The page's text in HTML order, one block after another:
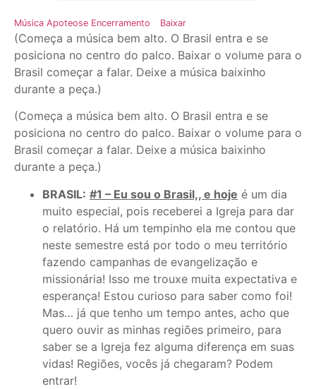
Música Apoteose Encerramento Baixar
(Começa a música bem alto. O Brasil entra e se
posiciona no centro do palco. Baixar o volume para o
Brasil começar a falar. Deixe a música baixinho
durante a peça.)
(Começa a música bem alto. O Brasil entra e se
posiciona no centro do palco. Baixar o volume para o
Brasil começar a falar. Deixe a música baixinho
durante a peça.)
BRASIL: #1 – Eu sou o Brasil,, e hoje é um dia
muito especial, pois receberei a Igreja para dar
o relatório. Há um tempinho ela me contou que
neste semestre está por todo o meu território
fazendo campanhas de evangelização e
missionária! Isso me trouxe muita expectativa e
esperança! Estou curioso para saber como foi!
Mas… já que tenho um tempo antes, acho que
quero ouvir as minhas regiões primeiro, para
saber se a Igreja fez alguma diferença em suas
vidas! Regiões, vocês já chegaram? Podem
entrar!